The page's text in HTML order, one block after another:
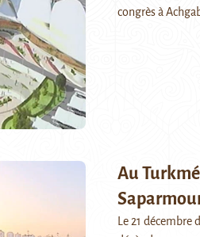
congrès à
Au
Le 21